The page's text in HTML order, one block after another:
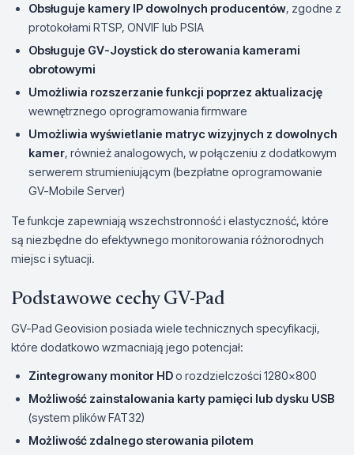
Obsługuje kamery IP dowolnych producentów, zgodne z
protokołami RTSP, ONVIF lub PSIA
Obsługuje GV-Joystick do sterowania kamerami
obrotowymi
Umożliwia rozszerzanie funkcji poprzez aktualizację
wewnętrznego oprogramowania firmware
Umożliwia wyświetlanie matryc wizyjnych z dowolnych
kamer, również analogowych, w połączeniu z dodatkowym
serwerem strumieniującym (bezpłatne oprogramowanie
GV-Mobile Server)
Te funkcje zapewniają wszechstronność i elastyczność, które
są niezbędne do efektywnego monitorowania różnorodnych
miejsc i sytuacji.
Podstawowe cechy GV-Pad
GV-Pad Geovision posiada wiele technicznych specyfikacji,
które dodatkowo wzmacniają jego potencjał:
Zintegrowany monitor HDo rozdzielczości 1280x800
Możliwość zainstalowania karty pamięci lub dysku USB
(system plików FAT32)
Możliwość zdalnego sterowania pilotem